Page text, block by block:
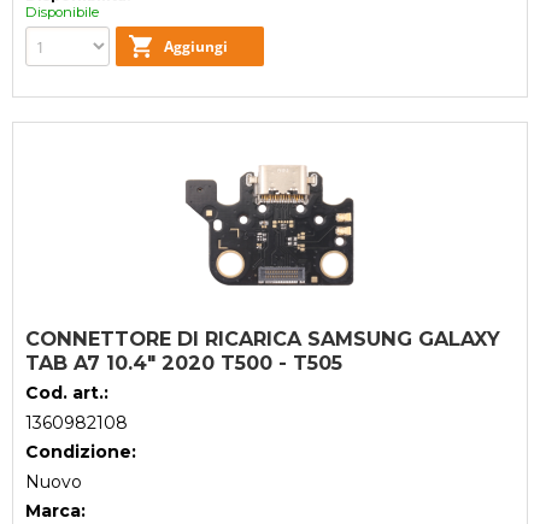
Disponibile
CONNETTORE DI RICARICA SAMSUNG GALAXY
TAB A7 10.4" 2020 T500 - T505
Cod. art.:
1360982108
Condizione:
Nuovo
Marca: